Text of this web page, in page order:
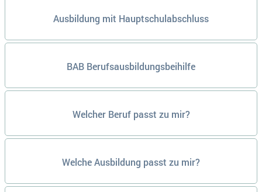
Ausbildung mit Hauptschulabschluss
BAB Berufsausbildungsbeihilfe
Welcher Beruf passt zu mir?
Welche Ausbildung passt zu mir?